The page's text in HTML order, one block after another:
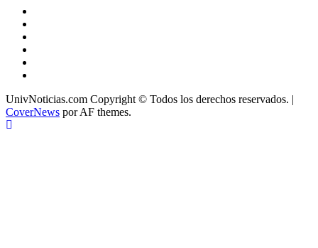
UnivNoticias.com Copyright © Todos los derechos reservados. |
CoverNews por AF themes.